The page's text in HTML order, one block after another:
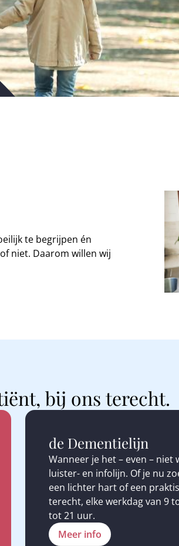
te begrijpen én
niet. Daarom willen wij
bij ons terecht.
de Dementielijn
Wanneer je het – even – niet
luister- en infolijn. Of je nu
een lichter hart of een
terecht, elke werkdag van 9
tot 21 uur.
Meer info